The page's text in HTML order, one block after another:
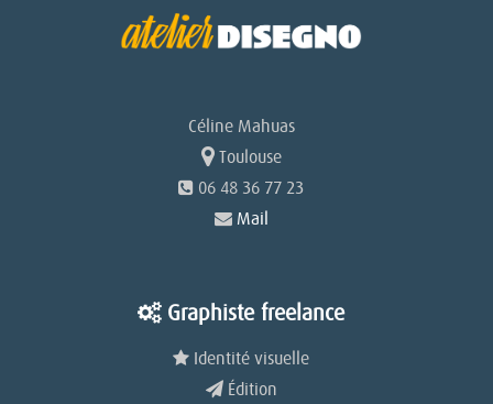
Céline Mahuas
Toulouse
06 48 36 77 23
Mail
Graphiste freelance
Identité visuelle
Édition